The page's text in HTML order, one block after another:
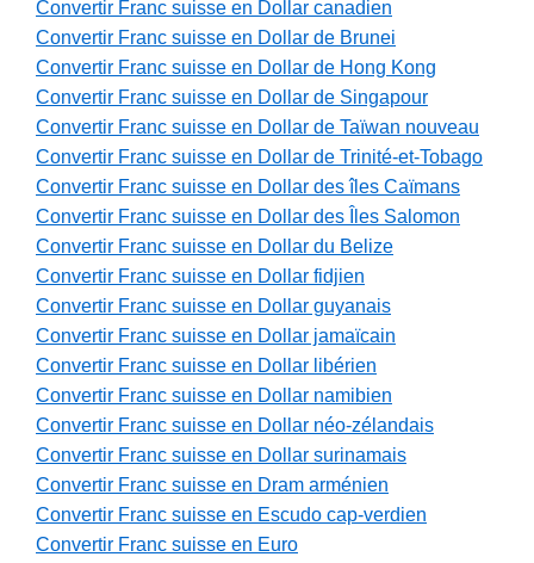
Convertir Franc suisse en Dollar canadien
Convertir Franc suisse en Dollar de Brunei
Convertir Franc suisse en Dollar de Hong Kong
Convertir Franc suisse en Dollar de Singapour
Convertir Franc suisse en Dollar de Taïwan nouveau
Convertir Franc suisse en Dollar de Trinité-et-Tobago
Convertir Franc suisse en Dollar des îles Caïmans
Convertir Franc suisse en Dollar des Îles Salomon
Convertir Franc suisse en Dollar du Belize
Convertir Franc suisse en Dollar fidjien
Convertir Franc suisse en Dollar guyanais
Convertir Franc suisse en Dollar jamaïcain
Convertir Franc suisse en Dollar libérien
Convertir Franc suisse en Dollar namibien
Convertir Franc suisse en Dollar néo-zélandais
Convertir Franc suisse en Dollar surinamais
Convertir Franc suisse en Dram arménien
Convertir Franc suisse en Escudo cap-verdien
Convertir Franc suisse en Euro